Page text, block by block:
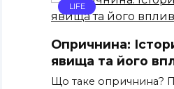
LIFE
Опричнина:
явища та його
Що таке опричнина?